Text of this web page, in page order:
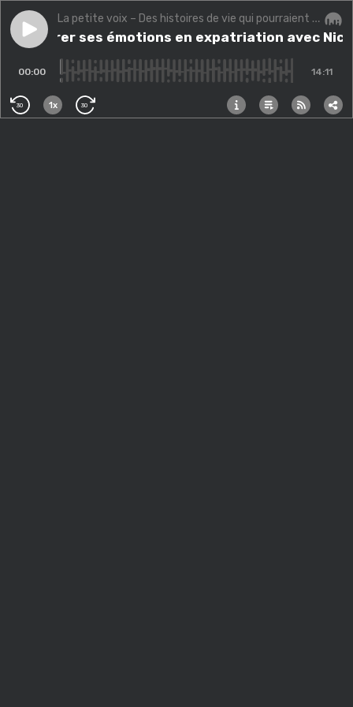
Play episode(Bis) Gérer ses émotions en expatriation avec
La petite voix – Des histoires de vie qui pourraient changer la vôtre.
(Bis) Gérer ses émotions en expatriation avec
00:00 14:11
30 1x 30